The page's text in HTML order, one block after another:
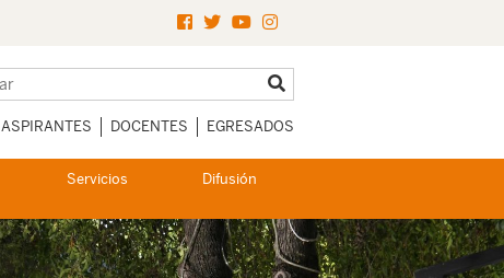
ASPIRANTES DOCENTES EGRESADOS
Servicios Difusión